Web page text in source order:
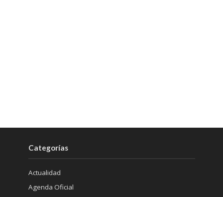
Categorías
Actualidad
Agenda Oficial